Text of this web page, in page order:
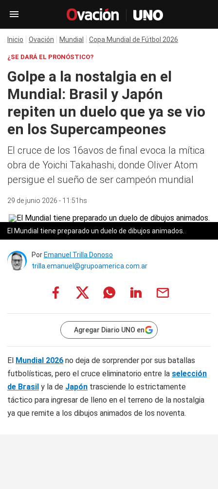
Inicio Ovación Mundial Copa Mundial de Fútbol 2026
¿SE DARÁ EL PRONÓSTICO?
Golpe a la nostalgia en el
Mundial: Brasil y Japón
repiten un duelo que ya se vio
en los Supercampeones
El cruce de los 16avos de final evoca la mítica
obra de Yoichi Takahashi, donde Oliver Atom
persigue el sueño de ser campeón mundial
29 de junio 2026 - 11:51hs
El Mundial tiene preparado un duelo de dibujos animados.
Por Emanuel Trilla Donoso
trilla.emanuel@grupoamerica.com.ar
Agregar Diario UNO en
El Mundial 2026 no deja de sorprender por sus batallas
futbolísticas, pero el cruce eliminatorio entre la selección
de Brasil y la de Japón trasciende lo estrictamente
táctico para ingresar de lleno en el terreno de la nostalgia
ya que remite a los dibujos animados de los noventa.